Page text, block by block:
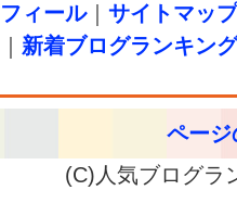
フィール｜ サイトマップ
新着ブログランキング
ページ
(C)人気ブログラ